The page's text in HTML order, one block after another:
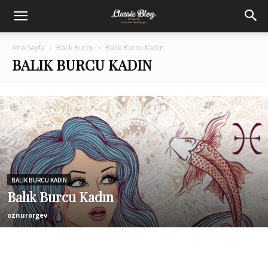
Ana Sayfa Balık Burcu Balık Burcu Kadın
BALIK BURCU KADIN
BALIK BURCU KADIN
Balık Burcu Kadın
oznurorgev